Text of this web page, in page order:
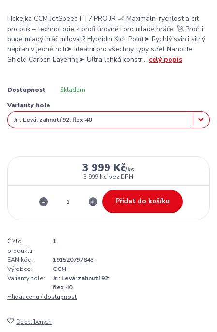
Hokejka CCM JetSpeed FT7 PRO JR 🏒 Maximální rychlost a cit
pro puk – technologie z profi úrovně i pro mladé hráče. 🚀 Proč ji
bude mladý hráč milovat? Hybridní Kick Point➤ Rychlý švih i silný
nápřah v jedné holi➤ Ideální pro všechny typy střel Nanolite
Shield Carbon Layering➤ Ultra lehká konstr... celý popis
Dostupnost Skladem
Varianty hole
3 999 Kč/ks
3 999 Kč bez DPH
Přidat do košíku
Číslo
produktu:
1
EAN kód:
191520797843
Výrobce:
CCM
Varianty hole:
Jr : Levá: zahnutí 92:
flex 40
Hlídat cenu / dostupnost
Do oblíbených